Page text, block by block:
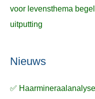
voor levensthema
uitputting
Nieuws
✅